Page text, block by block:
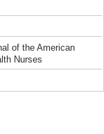
of the American
Nurses